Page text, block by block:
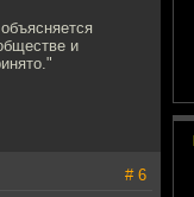
и
# 6